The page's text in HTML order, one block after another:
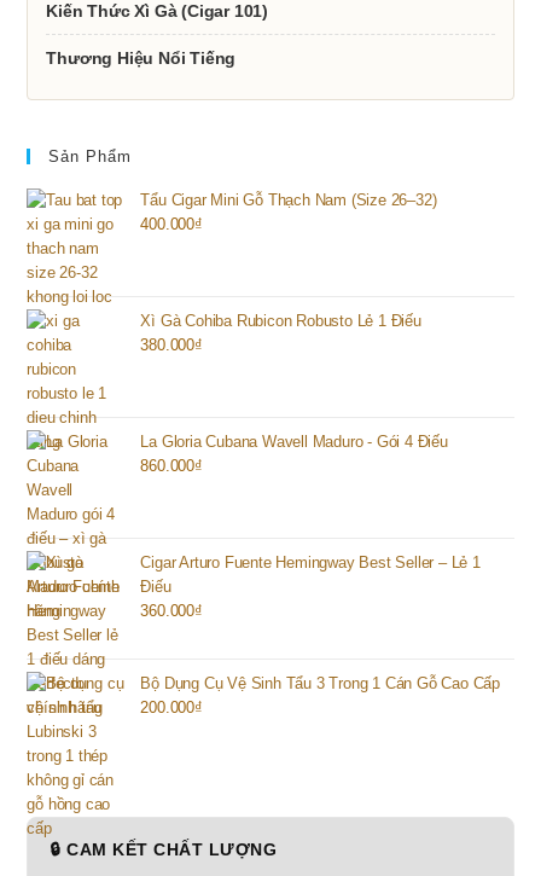
Kiến Thức Xì Gà (Cigar 101)
Thương Hiệu Nổi Tiếng
Sản Phẩm
Tẩu Cigar Mini Gỗ Thạch Nam (Size 26–32)
400.000₫
Xì Gà Cohiba Rubicon Robusto Lẻ 1 Điếu
380.000₫
La Gloria Cubana Wavell Maduro - Gói 4 Điếu
860.000₫
Cigar Arturo Fuente Hemingway Best Seller – Lẻ 1
Điếu
360.000₫
Bộ Dụng Cụ Vệ Sinh Tẩu 3 Trong 1 Cán Gỗ Cao Cấp
200.000₫
🔒 CAM KẾT CHẤT LƯỢNG